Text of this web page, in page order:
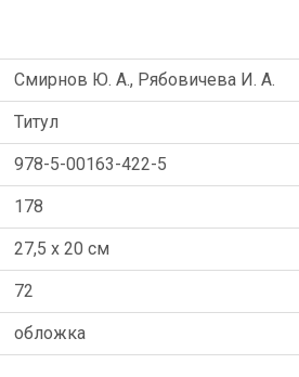
Смирнов Ю. А., Рябовичева И. А.
Титул
978-5-00163-422-5
178
27,5 x 20 см
72
обложка